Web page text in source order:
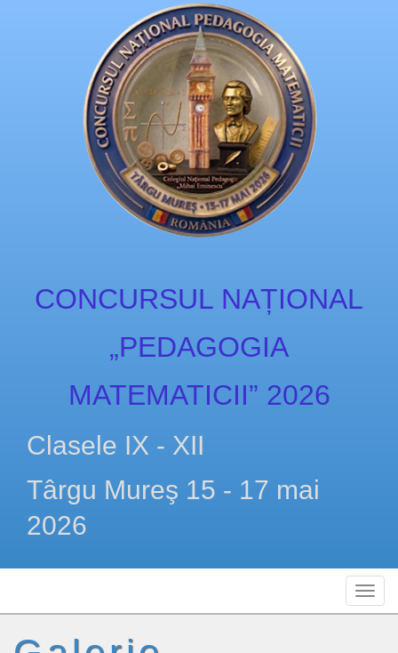
CONCURSUL NAȚIONAL
„PEDAGOGIA
MATEMATICII” 2026
Clasele IX - XII
Târgu Mureş 15 - 17 mai
2026